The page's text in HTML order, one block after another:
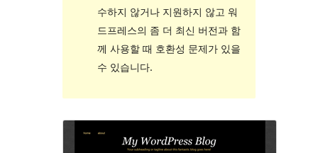
수하지 않거나 지원하지 않고 워
드프레스의 좀 더 최신 버전과 함
께 사용할 때 호환성 문제가 있을
수 있습니다.